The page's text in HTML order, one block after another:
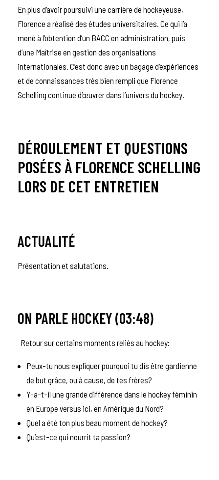
En plus d’avoir poursuivi une carrière de hockeyeuse,
Florence a réalisé des études universitaires. Ce qui l’a
mené à l’obtention d’un BACC en administration, puis
d’une Maîtrise en gestion des organisations
internationales. C’est donc avec un bagage d’expériences
et de connaissances très bien rempli que Florence
Schelling continue d’œuvrer dans l’univers du hockey.
DÉROULEMENT ET QUESTIONS
POSÉES À FLORENCE SCHELLING
LORS DE CET ENTRETIEN
ACTUALITÉ
Présentation et salutations.
ON PARLE HOCKEY (03:48)
Retour sur certains moments reliés au hockey:
Peux-tu nous expliquer pourquoi tu dis être gardienne
de but grâce, ou à cause, de tes frères?
Y-a-t-il une grande différence dans le hockey féminin
en Europe versus ici, en Amérique du Nord?
Quel a été ton plus beau moment de hockey?
Qu’est-ce qui nourrit ta passion?